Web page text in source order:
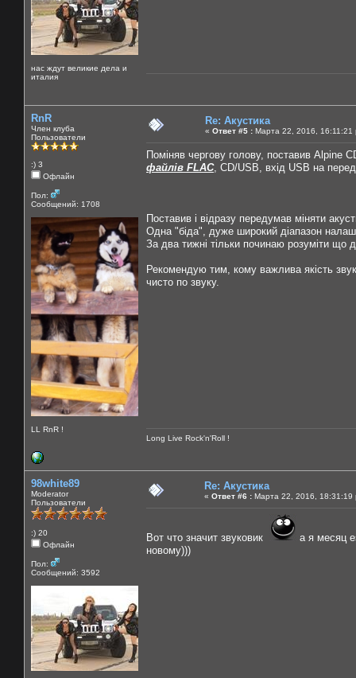
нас ждут великие дела и
италия
RnR
Член клуба
Пользователи
:) 3
Офлайн
Пол:
Сообщений: 1708
LL RnR !
Re: Акустика
« Ответ #5 : Марта 22, 2016, 16:11:21
Поміняв чергову голову, поставив Alpine
файлів FLAC, CD/USB, вхід USB на
Поставив і відразу передумав міняти
Одна "біда", дуже широкий діапазон
За два тижні тільки починаю розуміти що
Рекомендую тим, кому важлива якість
чисто по звуку.
Long Live Rock'n'Roll !
98white89
Moderator
Пользователи
:) 20
Офлайн
Пол:
Сообщений: 3592
Re: Акустика
« Ответ #6 : Марта 22, 2016, 18:31:19
Вот что значит звуковик
а я месяц
новому)))